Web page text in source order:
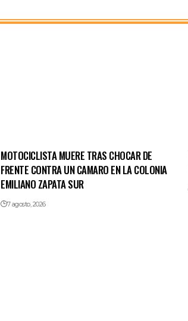
MOTOCICLISTA MUERE TRAS CHOCAR DE
FRENTE CONTRA UN CAMARO EN LA COLONIA
EMILIANO ZAPATA SUR
7 agosto, 2026